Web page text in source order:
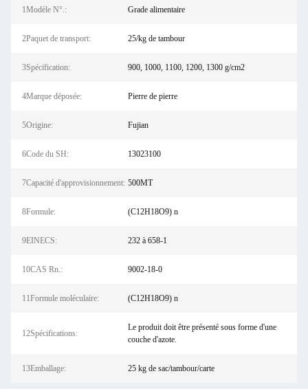
1Modèle N°.: Grade alimentaire
2Paquet de transport: 25/kg de tambour
3Spécification: 900, 1000, 1100, 1200, 1300 g/cm2
4Marque déposée: Pierre de pierre
5Origine: Fujian
6Code du SH: 13023100
7Capacité d'approvisionnement: 500MT
8Formule: (C12H18O9) n
9EINECS: 232 à 658-1
10CAS Rn.: 9002-18-0
11Formule moléculaire: (C12H18O9) n
12Spécifications:
Le produit doit être présenté sous forme d'une
couche d'azote.
13Emballage: 25 kg de sac/tambour/carte